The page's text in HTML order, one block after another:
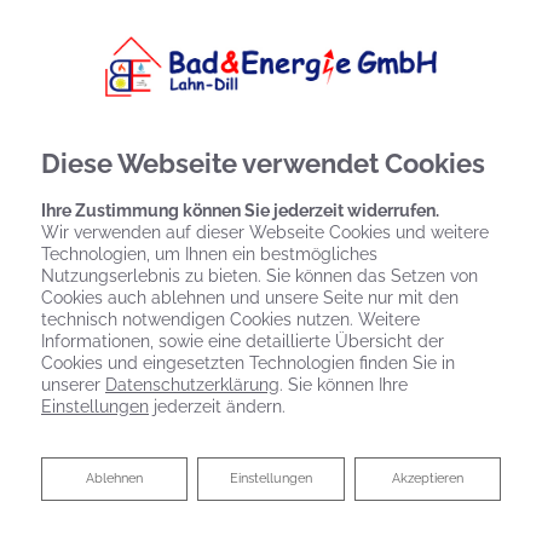
Flüssiggasheizungen von Bad &
Energie GmbH Lahn-Dill
Diese Webseite verwendet Cookies
Ihre Zustimmung können Sie jederzeit widerrufen.
Wir verwenden auf dieser Webseite Cookies und weitere
Technologien, um Ihnen ein bestmögliches
Nutzungserlebnis zu bieten. Sie können das Setzen von
Cookies auch ablehnen und unsere Seite nur mit den
technisch notwendigen Cookies nutzen. Weitere
Informationen, sowie eine detaillierte Übersicht der
Cookies und eingesetzten Technologien finden Sie in
unserer Datenschutzerklärung. Sie können Ihre
Einstellungen jederzeit ändern.
Akzeptieren
Einstellungen
Ablehnen
Ablehnen